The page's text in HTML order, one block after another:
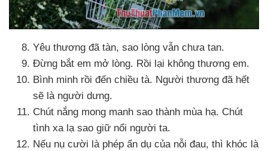
Yêu thương đã tàn, sao lòng vẫn chưa tan.
Đừng bắt em mở lòng. Rồi lại không thương em.
Bình minh rồi đến chiều tà. Người thương đã hết
sẽ là người dưng.
Chút nắng mong manh sao thành mùa hạ. Chút
tình xa lạ sao giữ nổi người ta.
Nếu nụ cười là phép ẩn dụ của nỗi đau, thì khóc là